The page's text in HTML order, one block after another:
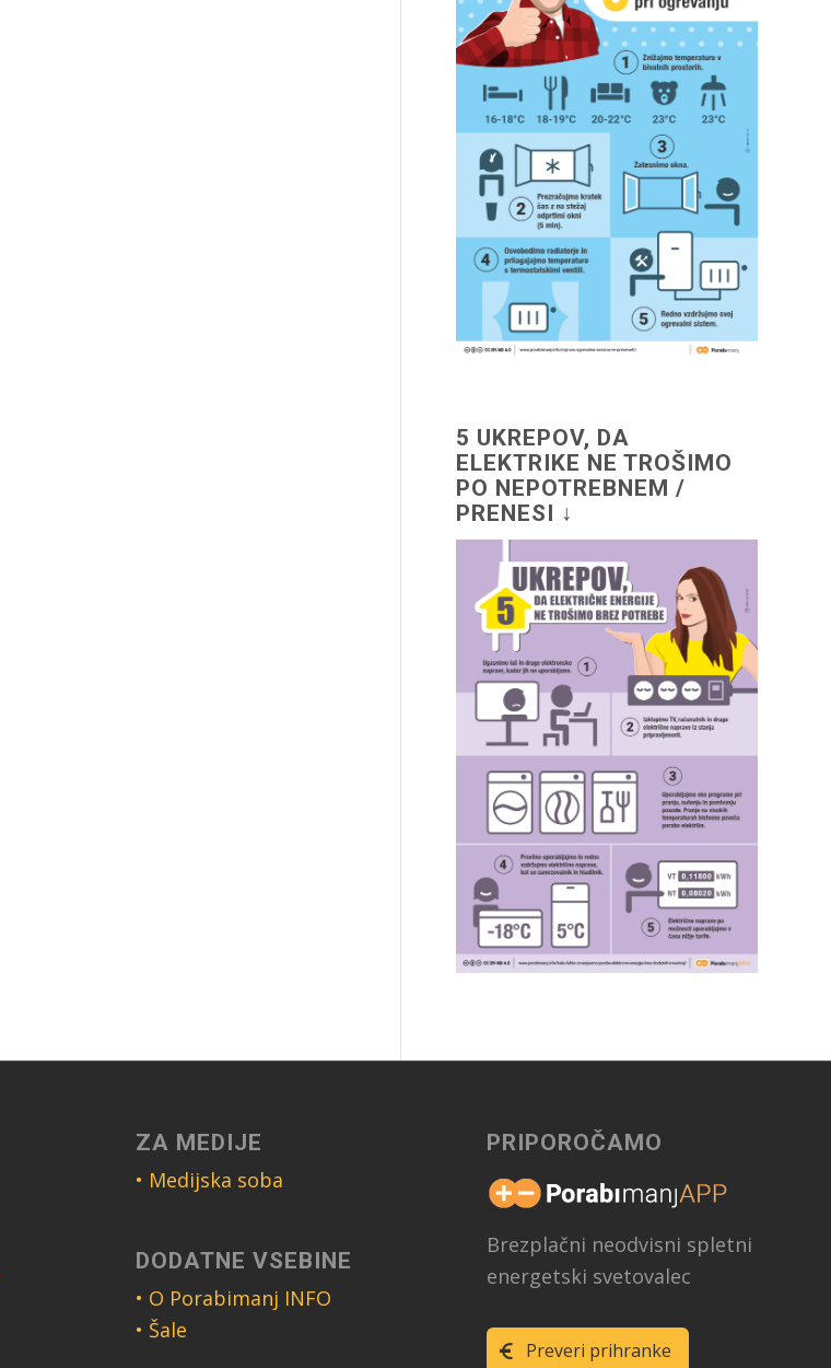
5 UKREPOV, DA
ELEKTRIKE NE TROŠIMO
PO NEPOTREBNEM /
PRENESI ↓
ZA MEDIJE
• Medijska soba
DODATNE VSEBINE
• O Porabimanj INFO
• Šale
PRIPOROČAMO
Brezplačni neodvisni spletni
energetski svetovalec
Preveri prihranke